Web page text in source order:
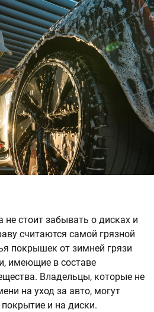
стоит забывать о дисках и
считаются самой грязной
покрышек от зимней грязи
имеющие в составе
Владельцы, которые не
на уход за авто, могут
и на диски.